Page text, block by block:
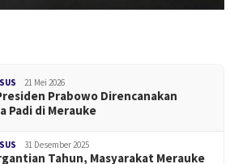
21 Mei 2026
Prabowo Direncanakan
Padi di Merauke
31 Desember 2025
Tahun, Masyarakat Merauke